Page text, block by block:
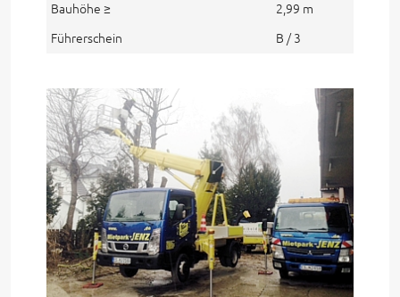
Bauhöhe ≥ 2,99 m
Führerschein B / 3